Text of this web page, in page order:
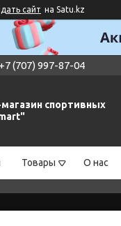
сайт на Satu.kz
+7 (707) 997-87-04
спортивных
Товары О нас